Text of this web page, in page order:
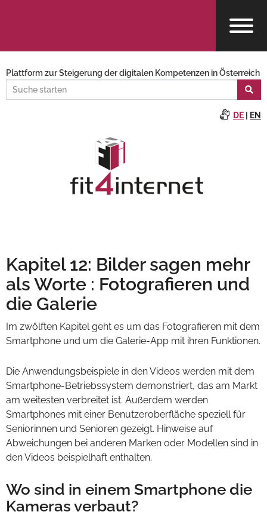
Plattform zur Steigerung der digitalen Kompetenzen in Österreich
DE EN
Kapitel 12: Bilder sagen mehr
als Worte : Fotografieren und
die Galerie
Im zwölften Kapitel geht es um das Fotografieren mit dem
Smartphone und um die Galerie-App mit ihren Funktionen.
Die Anwendungsbeispiele in den Videos werden mit dem
Smartphone-Betriebssystem demonstriert, das am Markt
am weitesten verbreitet ist. Außerdem werden
Smartphones mit einer Benutzeroberfläche speziell für
Seniorinnen und Senioren gezeigt. Hinweise auf
Abweichungen bei anderen Marken oder Modellen sind in
den Videos beispielhaft enthalten.
Wo sind in einem Smartphone die
Kameras verbaut?